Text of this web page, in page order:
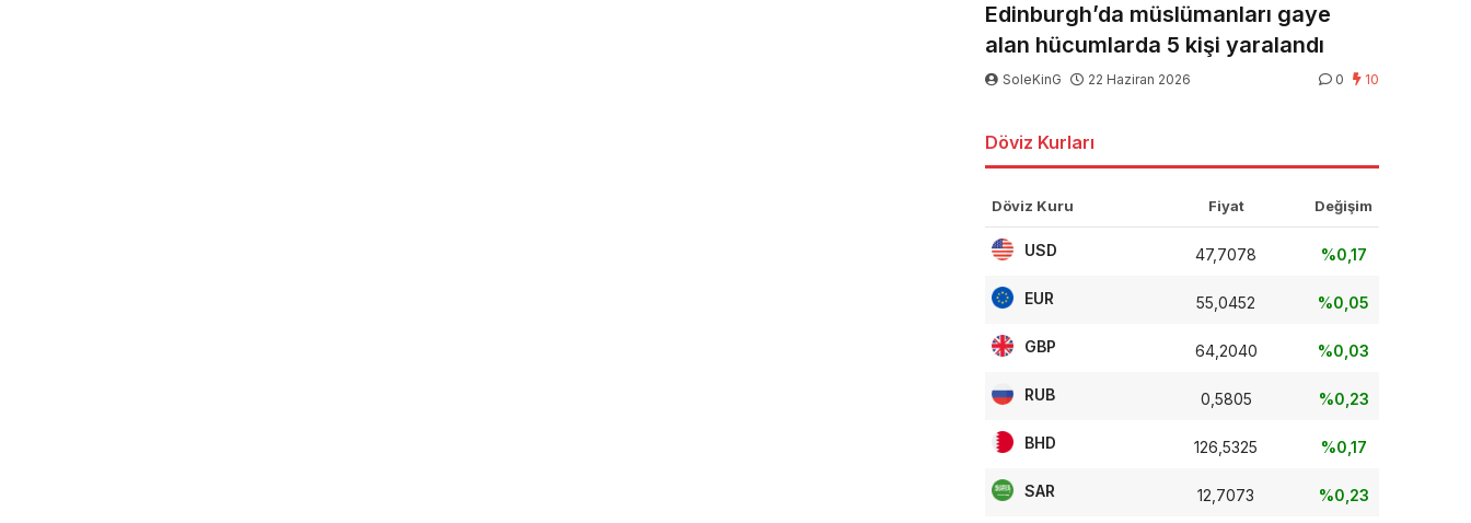
Edinburgh’da müslümanları gaye
alan hücumlarda 5 kişi yaralandı
SoleKinG 22 Haziran 2026 0 10
Döviz Kurları
Döviz Kuru Fiyat Değişim
USD 47,7078 %0,17
EUR 55,0452 %0,05
GBP 64,2040 %0,03
RUB 0,5805 %0,23
BHD 126,5325 %0,17
SAR 12,7073 %0,23